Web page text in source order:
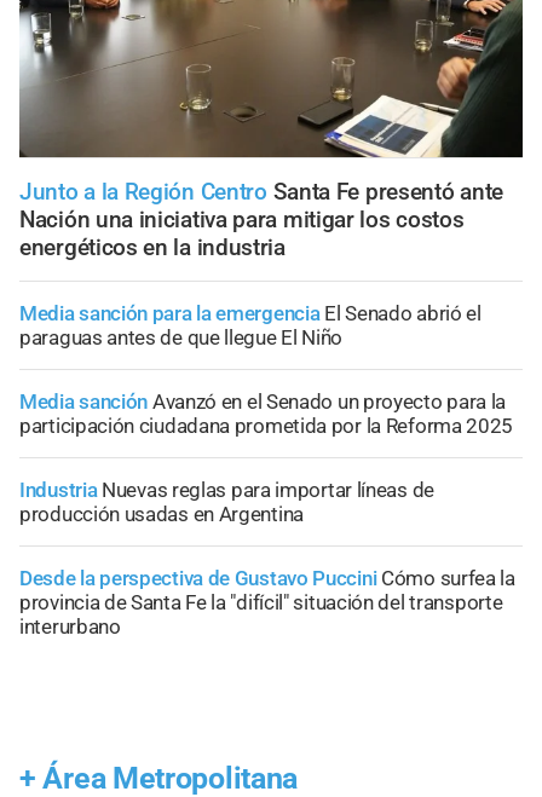
Junto a la Región Centro Santa Fe presentó ante
Nación una iniciativa para mitigar los costos
energéticos en la industria
Media sanción para la emergencia El Senado abrió el
paraguas antes de que llegue El Niño
Media sanción Avanzó en el Senado un proyecto para la
participación ciudadana prometida por la Reforma 2025
Industria Nuevas reglas para importar líneas de
producción usadas en Argentina
Desde la perspectiva de Gustavo Puccini Cómo surfea la
provincia de Santa Fe la "difícil" situación del transporte
interurbano
+ Área Metropolitana